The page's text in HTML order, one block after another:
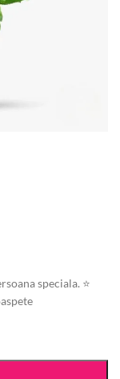
speciala. ⭐